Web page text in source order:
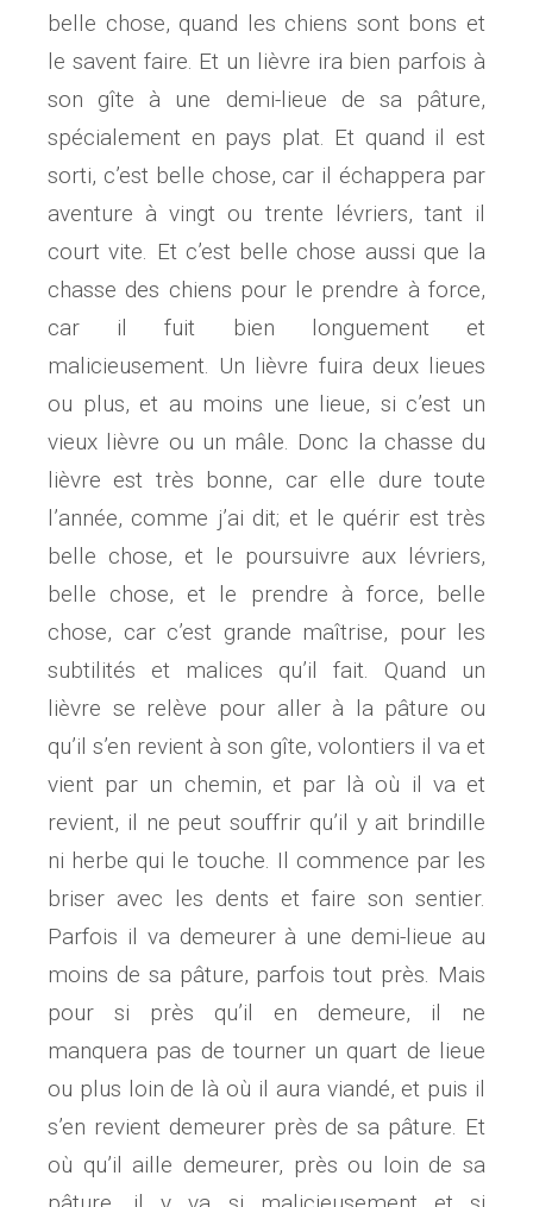
belle chose, quand les chiens sont bons et
le savent faire. Et un lièvre ira bien parfois à
son gîte à une demi-lieue de sa pâture,
spécialement en pays plat. Et quand il est
sorti, c’est belle chose, car il échappera par
aventure à vingt ou trente lévriers, tant il
court vite. Et c’est belle chose aussi que la
chasse des chiens pour le prendre à force,
car il fuit bien longuement et
malicieusement. Un lièvre fuira deux lieues
ou plus, et au moins une lieue, si c’est un
vieux lièvre ou un mâle. Donc la chasse du
lièvre est très bonne, car elle dure toute
l’année, comme j’ai dit; et le quérir est très
belle chose, et le poursuivre aux lévriers,
belle chose, et le prendre à force, belle
chose, car c’est grande maîtrise, pour les
subtilités et malices qu’il fait. Quand un
lièvre se relève pour aller à la pâture ou
qu’il s’en revient à son gîte, volontiers il va et
vient par un chemin, et par là où il va et
revient, il ne peut souffrir qu’il y ait brindille
ni herbe qui le touche. Il commence par les
briser avec les dents et faire son sentier.
Parfois il va demeurer à une demi-lieue au
moins de sa pâture, parfois tout près. Mais
pour si près qu’il en demeure, il ne
manquera pas de tourner un quart de lieue
ou plus loin de là où il aura viandé, et puis il
s’en revient demeurer près de sa pâture. Et
où qu’il aille demeurer, près ou loin de sa